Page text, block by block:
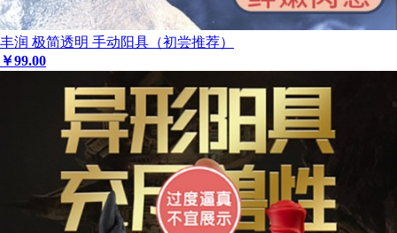
丰润 极简透明 手动阳具（初尝推荐）
￥99.00